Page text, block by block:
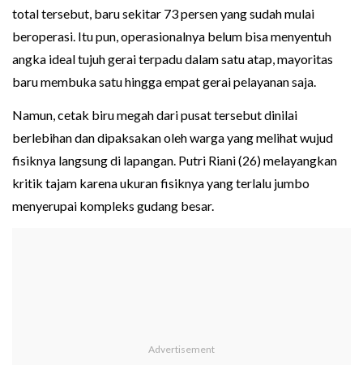
total tersebut, baru sekitar 73 persen yang sudah mulai
beroperasi. Itu pun, operasionalnya belum bisa menyentuh
angka ideal tujuh gerai terpadu dalam satu atap, mayoritas
baru membuka satu hingga empat gerai pelayanan saja.
Namun, cetak biru megah dari pusat tersebut dinilai
berlebihan dan dipaksakan oleh warga yang melihat wujud
fisiknya langsung di lapangan. Putri Riani (26) melayangkan
kritik tajam karena ukuran fisiknya yang terlalu jumbo
menyerupai kompleks gudang besar.